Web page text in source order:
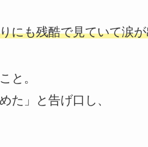
にも残酷で見ていて涙
と。
た」と告げ口し、